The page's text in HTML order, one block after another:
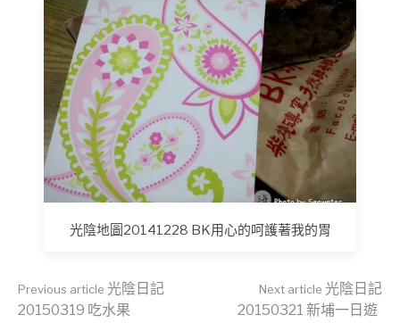
光陰地圖20141228 BK用心的呵護著我的胃
Continue
Previous article 光陰日記
20150319 吃水果
Next article 光陰日記
20150321 新埔一日遊